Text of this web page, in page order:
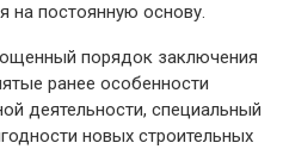
на постоянную основу.
порядок заключения
ранее особенности
деятельности, специальный
новых строительных